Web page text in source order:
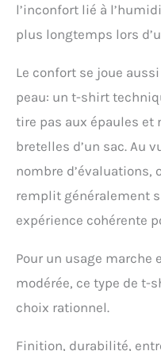
l’inconfort lié à
plus longtemps lors
Le confort se joue
peau: un t-shirt
tire pas aux épaules et
bretelles d’un sac. Au
nombre d’évaluations,
remplit généralement
expérience cohérente
Pour un usage marche
modérée, ce type de t-
choix rationnel.
Finition, durabilité,